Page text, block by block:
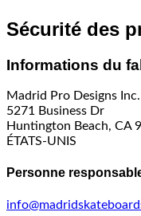
Sécurité des
Informations du
Madrid Pro Designs Inc.
5271 Business Dr
Huntington Beach, CA
ÉTATS-UNIS
Personne